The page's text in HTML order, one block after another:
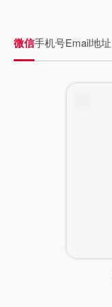
微信手机号Email地址